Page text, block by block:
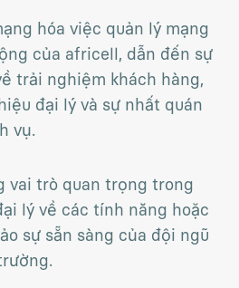
hóa việc quản lý mạng
của africell, dẫn đến sự
trải nghiệm khách hàng,
đại lý và sự nhất quán
vụ.
vai trò quan trọng trong
lý về các tính năng hoặc
sự sẵn sàng của đội ngũ